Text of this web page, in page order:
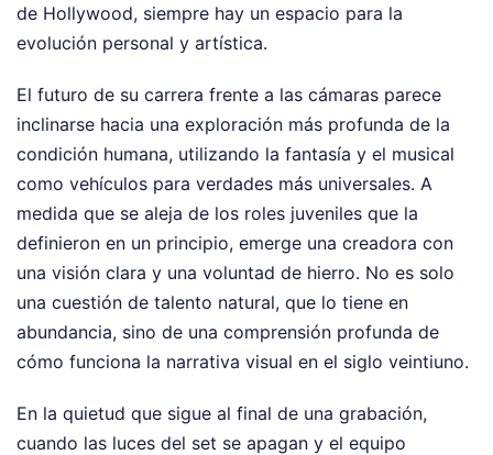
de Hollywood, siempre hay un espacio para la
evolución personal y artística.
El futuro de su carrera frente a las cámaras parece
inclinarse hacia una exploración más profunda de la
condición humana, utilizando la fantasía y el musical
como vehículos para verdades más universales. A
medida que se aleja de los roles juveniles que la
definieron en un principio, emerge una creadora con
una visión clara y una voluntad de hierro. No es solo
una cuestión de talento natural, que lo tiene en
abundancia, sino de una comprensión profunda de
cómo funciona la narrativa visual en el siglo veintiuno.
En la quietud que sigue al final de una grabación,
cuando las luces del set se apagan y el equipo